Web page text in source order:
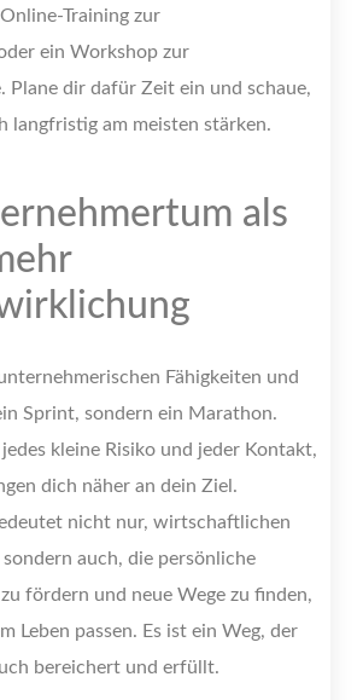
Training zur
ein Workshop zur
Plane dir dafür Zeit ein und schaue,
langfristig am meisten stärken.
als
Fähigkeiten und
Sprint, sondern ein Marathon.
kleine Risiko und jeder Kontakt,
dich näher an dein Ziel.
nicht nur, wirtschaftlichen
auch, die persönliche
fördern und neue Wege zu finden,
Leben passen. Es ist ein Weg, der
bereichert und erfüllt.